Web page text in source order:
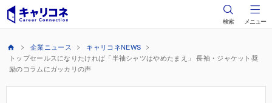
検索 メニュー
企業ニュース
キャリコネNEWS
トップセールスになりたければ「半袖シャツはやめたまえ」 長袖・ジャケット奨
励のコラムにガッカリの声